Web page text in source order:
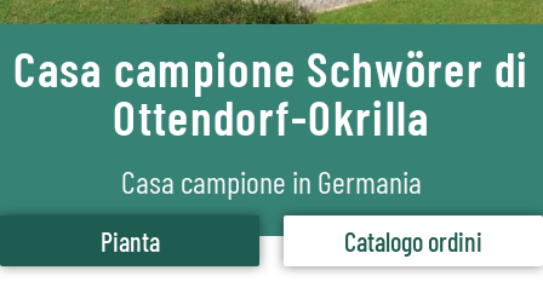
Casa campione Schwörer di
Ottendorf-Okrilla
Casa campione in Germania
Pianta Catalogo ordini